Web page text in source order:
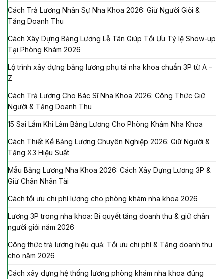
Cách Trả Lương Nhân Sự Nha Khoa 2026: Giữ Người Giỏi &
Tăng Doanh Thu
Cách Xây Dựng Bảng Lương Lễ Tân Giúp Tối Ưu Tỷ lệ Show-up
Tại Phòng Khám 2026
Lộ trình xây dựng bảng lương phụ tá nha khoa chuẩn 3P từ A –
Z
Cách Trả Lương Cho Bác Sĩ Nha Khoa 2026: Công Thức Giữ
Người & Tăng Doanh Thu
15 Sai Lầm Khi Làm Bảng Lương Cho Phòng Khám Nha Khoa
Cách Thiết Kế Bảng Lương Chuyên Nghiệp 2026: Giữ Người &
Tăng X3 Hiệu Suất
Mẫu Bảng Lương Nha Khoa 2026: Cách Xây Dựng Lương 3P &
Giữ Chân Nhân Tài
Cách tối ưu chi phí lương cho phòng khám nha khoa 2026
Lương 3P trong nha khoa: Bí quyết tăng doanh thu & giữ chân
người giỏi năm 2026
Công thức trả lương hiệu quả: Tối ưu chi phí & Tăng doanh thu
cho năm 2026
Cách xây dựng hệ thống lương phòng khám nha khoa đúng